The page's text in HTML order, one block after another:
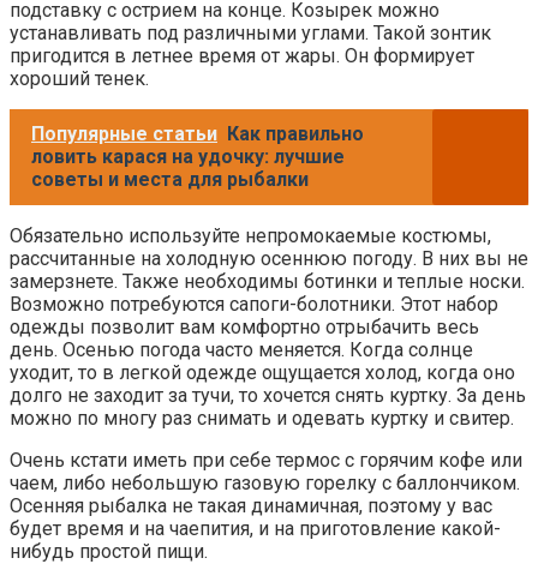
подставку с острием на конце. Козырек можно
устанавливать под различными углами. Такой зонтик
пригодится в летнее время от жары. Он формирует
хороший тенек.
Популярные статьи Как правильно
ловить карася на удочку: лучшие
советы и места для рыбалки
Обязательно используйте непромокаемые костюмы,
рассчитанные на холодную осеннюю погоду. В них вы не
замерзнете. Также необходимы ботинки и теплые носки.
Возможно потребуются сапоги-болотники. Этот набор
одежды позволит вам комфортно отрыбачить весь
день. Осенью погода часто меняется. Когда солнце
уходит, то в легкой одежде ощущается холод, когда оно
долго не заходит за тучи, то хочется снять куртку. За день
можно по многу раз снимать и одевать куртку и свитер.
Очень кстати иметь при себе термос с горячим кофе или
чаем, либо небольшую газовую горелку с баллончиком.
Осенняя рыбалка не такая динамичная, поэтому у вас
будет время и на чаепития, и на приготовление какой-
нибудь простой пищи.